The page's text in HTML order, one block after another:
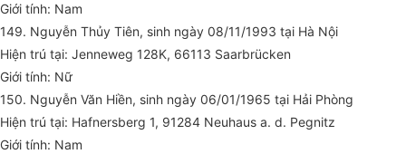
Giới tính: Nam
149. Nguyễn Thủy Tiên, sinh ngày 08/11/1993 tại Hà Nội
Hiện trú tại: Jenneweg 128K, 66113 Saarbrücken
Giới tính: Nữ
150. Nguyễn Văn Hiền, sinh ngày 06/01/1965 tại Hải Phòng
Hiện trú tại: Hafnersberg 1, 91284 Neuhaus a. d. Pegnitz
Giới tính: Nam